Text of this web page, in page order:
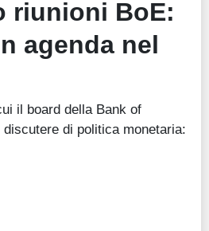
riunioni BoE:
agenda nel
il board della Bank of
di politica monetaria: